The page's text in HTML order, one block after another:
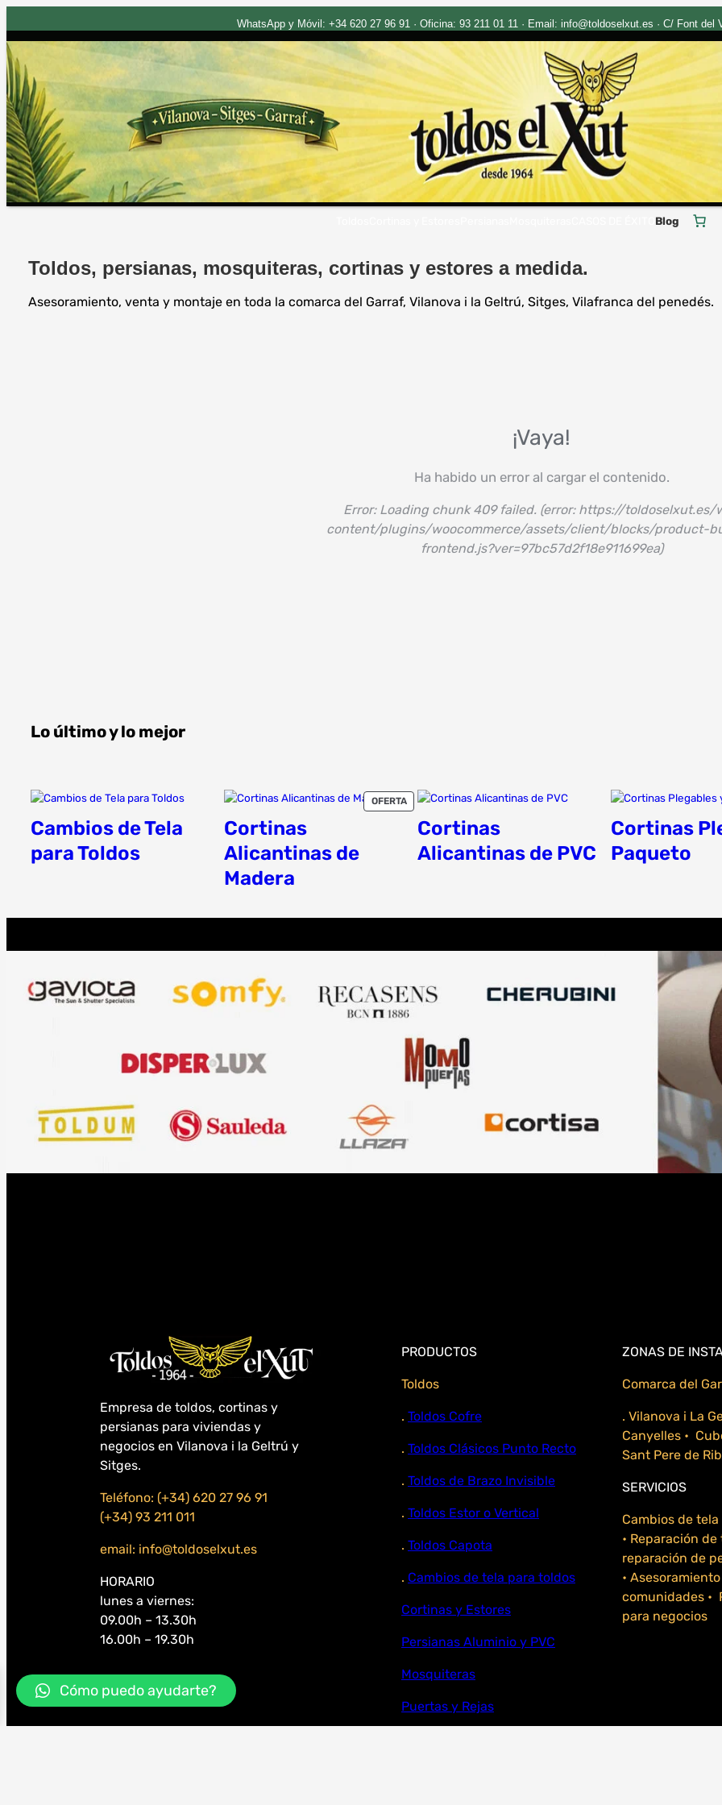
WhatsApp y Móvil: +34 620 27 96 91 · Oficina: 93 211 01 11 · Email: info@toldoselxut.es · C/ Font del
Blog
Toldos, persianas, mosquiteras, cortinas y estores a medida.
Asesoramiento, venta y montaje en toda la comarca del Garraf, Vilanova i la Geltrú, Sitges, Vilafranca del penedés.
¡Vaya!
Ha habido un error al cargar el contenido.
Error: Loading chunk 409 failed. (error: https://toldoselxut.es/
content/plugins/woocommerce/assets/client/blocks/product-
frontend.js?ver=97bc57d2f18e911699ea)
Lo último y lo mejor
Cambios de Tela
para Toldos
OFERTAPRODUCTO
EN
OFERTA
Cortinas
Alicantinas de
Madera
Cortinas
Alicantinas de PVC
Cortinas
Paqueto
Empresa de toldos, cortinas y
persianas para viviendas y
negocios en Vilanova i la Geltrú y
Sitges.
Teléfono: (+34) 620 27 96 91
(+34) 93 211 011
email: info@toldoselxut.es
HORARIO
lunes a viernes:
09.00h – 13.30h
16.00h – 19.30h
PRODUCTOS
Toldos
. Toldos Cofre
. Toldos Clásicos Punto Recto
. Toldos de Brazo Invisible
. Toldos Estor o Vertical
. Toldos Capota
. Cambios de tela para toldos
Cortinas y Estores
Persianas Aluminio y PVC
Mosquiteras
Puertas y Rejas
ZONAS DE
Comarca del
. Vilanova i La
Canyelles •
Sant Pere de
SERVICIOS
Cambios de tela
• Reparación de
reparación de
•
comunidades •
para negocios
Cómo puedo ayudarte?